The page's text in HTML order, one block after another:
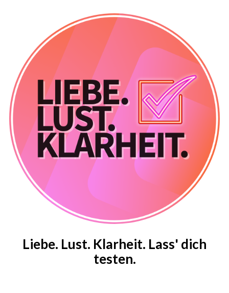
Liebe. Lust. Klarheit. Lass' dich
testen.